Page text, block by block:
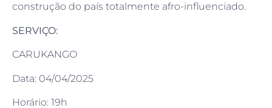
construção do país totalmente afro-influenciado.
SERVIÇO:
CARUKANGO
Data: 04/04/2025
Horário: 19h